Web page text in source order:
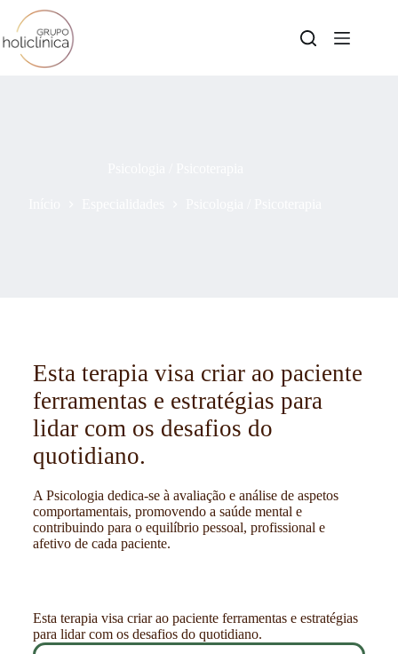
Esta terapia visa criar ao paciente
ferramentas e estratégias para
lidar com os desafios do
quotidiano.
A Psicologia dedica-se à avaliação e análise de aspetos
comportamentais, promovendo a saúde mental e
contribuindo para o equilíbrio pessoal, profissional e
afetivo de cada paciente.
Esta terapia visa criar ao paciente ferramentas e estratégias
para lidar com os desafios do quotidiano.